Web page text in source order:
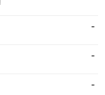
-
-
-